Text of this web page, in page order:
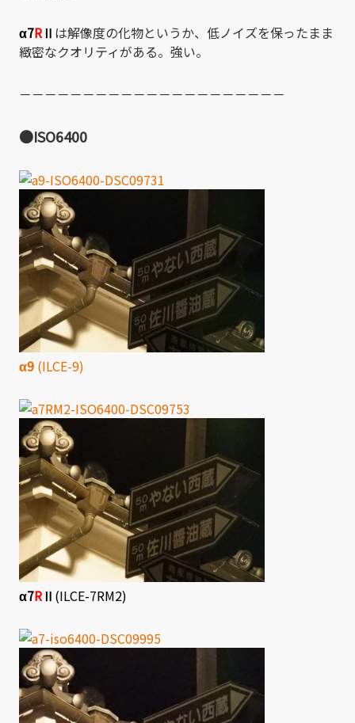
α7RⅡ は解像度の化物というか、低ノイズを保ったまま
緻密なクオリティがある。強い。
－－－－－－－－－－－－－－－－－－－－－
●ISO6400
α9 (ILCE-9)
α7RⅡ (ILCE-7RM2)